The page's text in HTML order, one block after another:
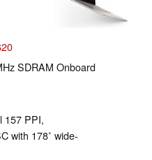
SDRAM Onboard
157 PPI,
with 178˚ wide-